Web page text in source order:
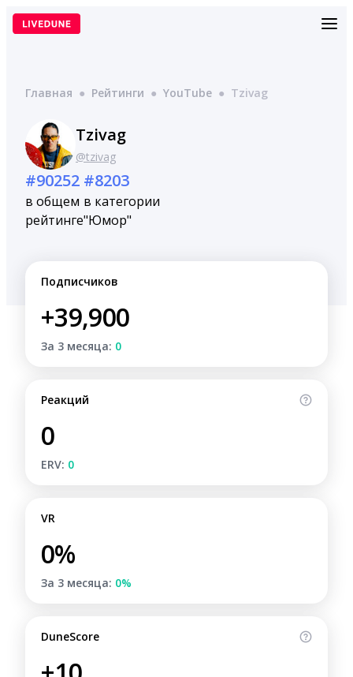
Перейти
Главная ● Рейтинги ● YouTube ● Tzivag
Tzivag
@tzivag
#90252
в общем
рейтинге
#8203
в категории
"Юмор"
Подписчиков
+39,900
За 3 месяца: 0
Реакций
0
ERV: 0
VR
0%
За 3 месяца: 0%
DuneScore